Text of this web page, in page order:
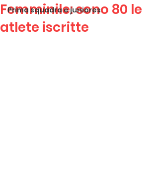
Prima squadra e juniores
Femminile: sono 80 le
atlete iscritte